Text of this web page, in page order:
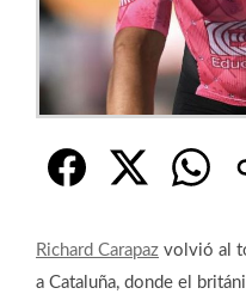
Richard Carapaz volvió al
a Cataluña, donde el